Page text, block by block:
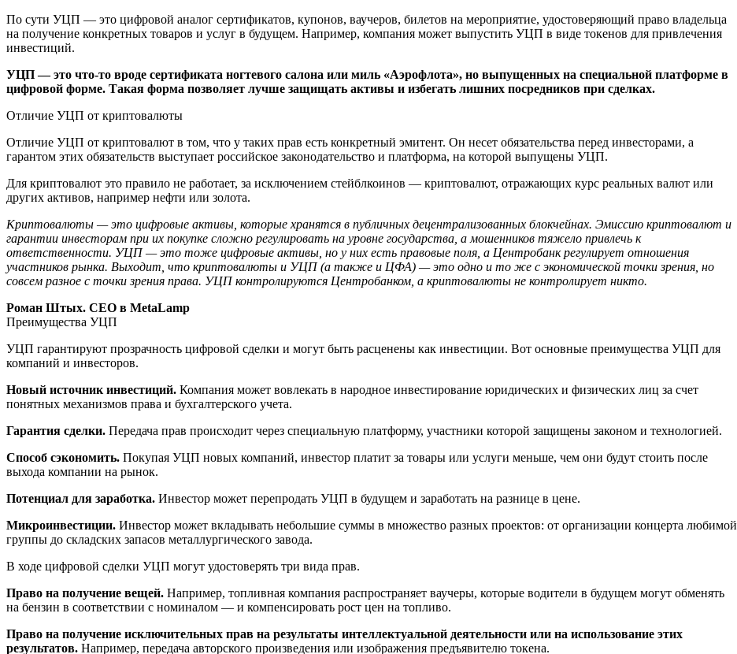
По сути УЦП — это цифровой аналог сертификатов, купонов, ваучеров, билетов на мероприятие, удостоверяющий право владельца
на получение конкретных товаров и услуг в будущем. Например, компания может выпустить УЦП в виде токенов для привлечения
инвестиций.
УЦП — это что-то вроде сертификата ногтевого салона или миль «Аэрофлота», но выпущенных на специальной платформе в
цифровой форме. Такая форма позволяет лучше защищать активы и избегать лишних посредников при сделках.
Отличие УЦП от криптовалюты
Отличие УЦП от криптовалют в том, что у таких прав есть конкретный эмитент. Он несет обязательства перед инвесторами, а
гарантом этих обязательств выступает российское законодательство и платформа, на которой выпущены УЦП.
Для криптовалют это правило не работает, за исключением стейблкоинов — криптовалют, отражающих курс реальных валют или
других активов, например нефти или золота.
Криптовалюты — это цифровые активы, которые хранятся в публичных децентрализованных блокчейнах. Эмиссию криптовалют и
гарантии инвесторам при их покупке сложно регулировать на уровне государства, а мошенников тяжело привлечь к
ответственности. УЦП — это тоже цифровые активы, но у них есть правовые поля, а Центробанк регулирует отношения
участников рынка. Выходит, что криптовалюты и УЦП (а также и ЦФА) — это одно и то же с экономической точки зрения, но
совсем разное с точки зрения права. УЦП контролируются Центробанком, а криптовалюты не контролирует никто.
Роман Штых. CEO в MetaLamp
Преимущества УЦП
УЦП гарантируют прозрачность цифровой сделки и могут быть расценены как инвестиции. Вот основные преимущества УЦП для
компаний и инвесторов.
Новый источник инвестиций. Компания может вовлекать в народное инвестирование юридических и физических лиц за счет
понятных механизмов права и бухгалтерского учета.
Гарантия сделки. Передача прав происходит через специальную платформу, участники которой защищены законом и технологией.
Способ сэкономить. Покупая УЦП новых компаний, инвестор платит за товары или услуги меньше, чем они будут стоить после
выхода компании на рынок.
Потенциал для заработка. Инвестор может перепродать УЦП в будущем и заработать на разнице в цене.
Микроинвестиции. Инвестор может вкладывать небольшие суммы в множество разных проектов: от организации концерта любимой
группы до складских запасов металлургического завода.
В ходе цифровой сделки УЦП могут удостоверять три вида прав.
Право на получение вещей. Например, топливная компания распространяет ваучеры, которые водители в будущем могут обменять
на бензин в соответствии с номиналом — и компенсировать рост цен на топливо.
Право на получение исключительных прав на результаты интеллектуальной деятельности или на использование этих
результатов. Например, передача авторского произведения или изображения предъявителю токена.